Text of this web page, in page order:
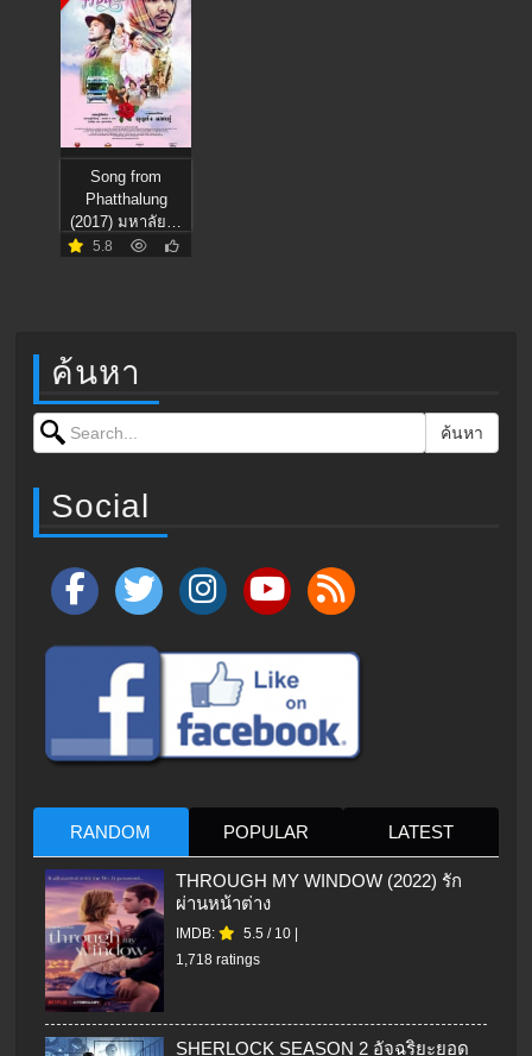
Song from
Phatthalung
(2017) มหาลัยวัว
ชน
5.8
ค้นหา
Search for: ค้นหา
Social
RANDOM POPULAR LATEST
THROUGH MY WINDOW (2022) รัก
ผ่านหน้าต่าง
IMDB: 5.5 / 10
1,718 ratings
SHERLOCK SEASON 2 อัจฉริยะยอด